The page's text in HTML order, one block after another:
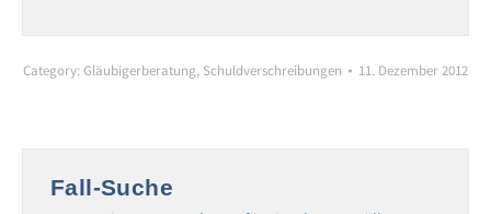
Category:Gläubigerberatung, Schuldverschreibungen 11. Dezember 2012
Fall-Suche